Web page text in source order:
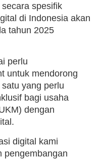
spesifik
di Indonesia akan
tahun 2025
perlu
untuk mendorong
yang perlu
bagi usaha
dengan
digital kami
pengembangan